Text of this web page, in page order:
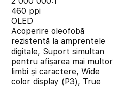
460 ppi
OLED
Acoperire oleofobă
rezistentă la amprentele
digitale, Suport simultan
pentru afișarea mai multor
limbi și caractere, Wide
color display (P3), True